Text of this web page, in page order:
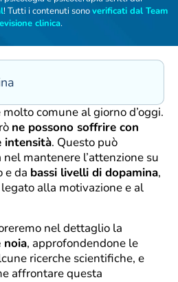
! Tutti i contenuti sonoverificati dal Team
clinica.
molto comune al giorno d’oggi.
ne possono soffrire con
intensità. Questo può
mantenere l’attenzione su
e da bassi livelli di dopamina,
alla motivazione e al
nel dettaglio la
noia, approfondendone le
ricerche scientifiche, e
affrontare questa